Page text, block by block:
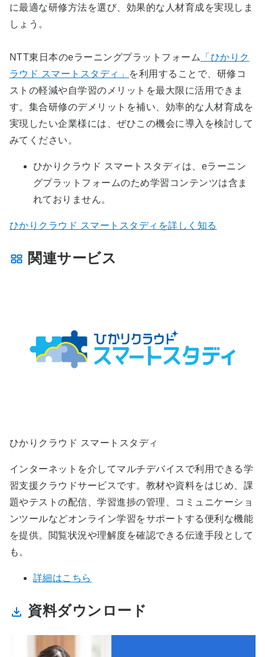
に最適な研修方法を選び、効果的な人材育成を実現しま
しょう。
NTT東日本のeラーニングプラットフォーム
「ひかりク
ラウド スマートスタディ」
を利用することで、研修コ
ストの軽減や自学習のメリットを最大限に活用できま
す。集合研修のデメリットを補い、効率的な人材育成を
実現したい企業様には、ぜひこの機会に導入を検討して
みてください。
ひかりクラウド スマートスタディは、eラーニン
グプラットフォームのため学習コンテンツは含ま
れておりません。
ひかりクラウド スマートスタディを詳しく知る
関連サービス
ひかりクラウド スマートスタディ
インターネットを介してマルチデバイスで利用できる学
習支援クラウドサービスです。教材や資料をはじめ、課
題やテストの配信、学習進捗の管理、コミュニケーショ
ンツールなどオンライン学習をサポートする便利な機能
を提供。閲覧状況や理解度を確認できる伝達手段として
も。
詳細はこちら
資料ダウンロード